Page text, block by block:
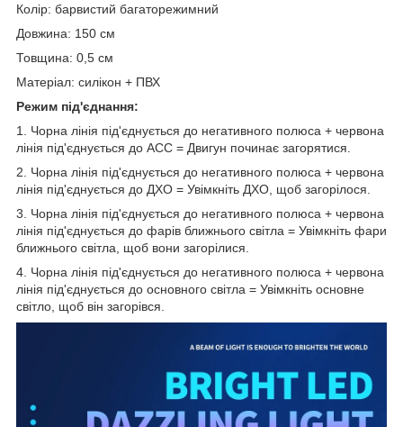
Колір: барвистий багаторежимний
Довжина: 150 см
Товщина: 0,5 см
Матеріал: силікон + ПВХ
Режим під'єднання:
1. Чорна лінія під'єднується до негативного полюса + червона
лінія під'єднується до ACC = Двигун починає загорятися.
2. Чорна лінія під'єднується до негативного полюса + червона
лінія під'єднується до ДХО = Увімкніть ДХО, щоб загорілося.
3. Чорна лінія під'єднується до негативного полюса + червона
лінія під'єднується до фарів ближнього світла = Увімкніть фари
ближнього світла, щоб вони загорілися.
4. Чорна лінія під'єднується до негативного полюса + червона
лінія під'єднується до основного світла = Увімкніть основне
світло, щоб він загорівся.